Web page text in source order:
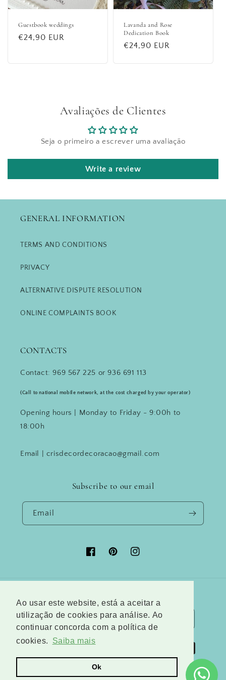
Ao usar este website, está a aceitar a
utilização de cookies para análise. Ao
continuar concorda com a política de
cookies.
Saiba mais
Ok
Guestbook weddings
Regular
€24,90 EUR
Lavanda and Rose
Dedication Book
Regular
€24,90 EUR
Avaliações de Clientes
Seja o primeiro a escrever uma avaliação
Write a review
GENERAL INFORMATION
TERMS AND CONDITIONS
PRIVACY
ALTERNATIVE DISPUTE RESOLUTION
ONLINE COMPLAINTS BOOK
CONTACTS
Contact: 969 567 225 or 936 691 113
(Call to national mobile network, at the cost charged by your operator)
Opening hours | Monday to Friday - 9:00h to
18:00h
Email | crisdecordecoracao@gmail.com
Subscribe to our email
Email
FacebookPinterestInstagram
Country/region
Portugal (EUR €)
Language
English
Payment
methods